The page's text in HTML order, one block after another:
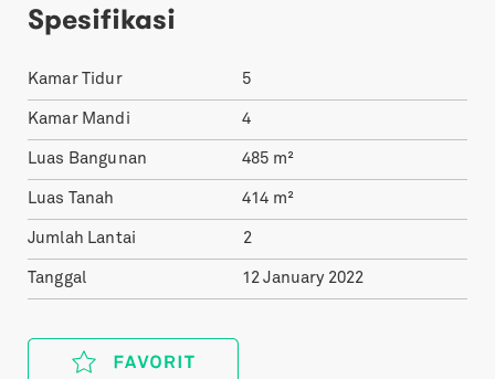
Spesifikasi
Kamar Tidur 5
Kamar Mandi 4
Luas Bangunan 485 m²
Luas Tanah 414 m²
Jumlah Lantai 2
Tanggal 12 January 2022